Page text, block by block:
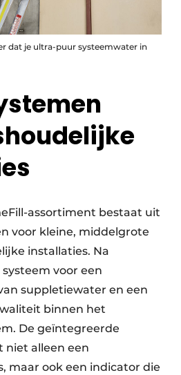
dat je ultra-puur systeemwater in
assortiment bestaat uit
voor kleine, middelgrote
installaties. Na
voor een
suppletiewater en een
binnen het
De geïntegreerde
niet alleen een
maar ook een indicator die